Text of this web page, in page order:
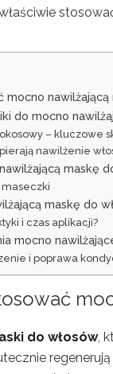
nawilżającą
do mocno
– kluczowe
nawilżenie
maskę
maseczki
maskę do
i czas aplikacji?
mocno
i poprawa
do włosów,